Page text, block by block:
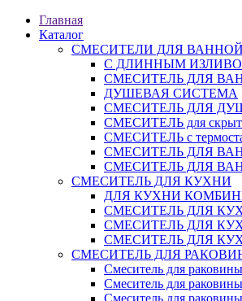
Главная
Каталог
СМЕСИТЕЛИ ДЛЯ ВАННОЙ
С ДЛИННЫМ
СМЕСИТЕЛЬ ДЛЯ
ДУШЕВАЯ СИСТЕМА
СМЕСИТЕЛЬ ДЛЯ
СМЕСИТЕЛЬ для
СМЕСИТЕЛЬ с
СМЕСИТЕЛЬ ДЛЯ
СМЕСИТЕЛЬ ДЛЯ
СМЕСИТЕЛЬ ДЛЯ КУХНИ
ДЛЯ КУХНИ
СМЕСИТЕЛЬ ДЛЯ
СМЕСИТЕЛЬ ДЛЯ
СМЕСИТЕЛЬ ДЛЯ
СМЕСИТЕЛЬ ДЛЯ
Смеситель для
Смеситель для
Смеситель для